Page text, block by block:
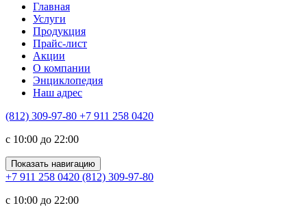
Главная
Услуги
Продукция
Прайс-лист
Акции
О компании
Энциклопедия
Наш адрес
(812) 309-97-80 +7 911 258 0420
c 10:00 до 22:00
Показать навигацию
+7 911 258 0420 (812) 309-97-80
c 10:00 до 22:00